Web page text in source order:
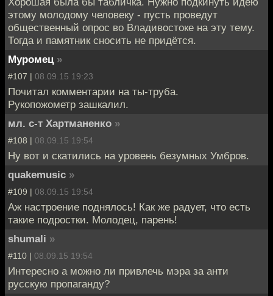
этому молодому человеку - пусть проведут
общественный опрос во Владивостоке на эту тему.
Тогда и памятник сносить не придётся.
Муромец »
#107 | 08.09.15 19:23
Почитал комментарии на ты-труба.
Рукопожометр зашкалил.
мл. с-т Хартманенко »
#108 | 08.09.15 19:54
Ну вот и скатились на уровень безумных Умбров.
quakemusic »
#109 | 08.09.15 19:54
Аж настроение поднялось! Как же радует, что есть
такие подростки. Молодец, парень!
shumali »
#110 | 08.09.15 19:54
Интересно а можно ли привлечь мэра за анти
русскую пропаганду?